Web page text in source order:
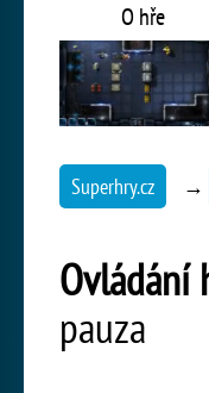
O hře
Superhry.cz →
Ovládání
pauza